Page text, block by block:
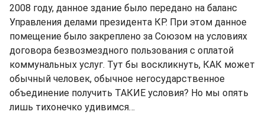
2008 году, данное здание было передано на баланс
Управления делами президента КР. При этом данное
помещение было закреплено за Союзом на условиях
договора безвозмездного пользования с оплатой
коммунальных услуг. Тут бы воскликнуть, КАК может
обычный человек, обычное негосударственное
объединение получить ТАКИЕ условия? Но мы опять
лишь тихонечко удивимся…